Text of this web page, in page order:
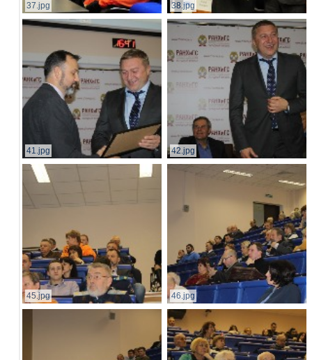
37.jpg 38.jpg
41.jpg 42.jpg
45.jpg 46.jpg